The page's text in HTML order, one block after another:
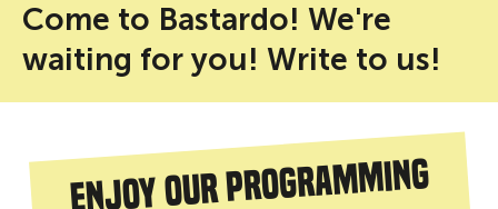
Come to Bastardo! We're
waiting for you! Write to us!
Enjoy our programming